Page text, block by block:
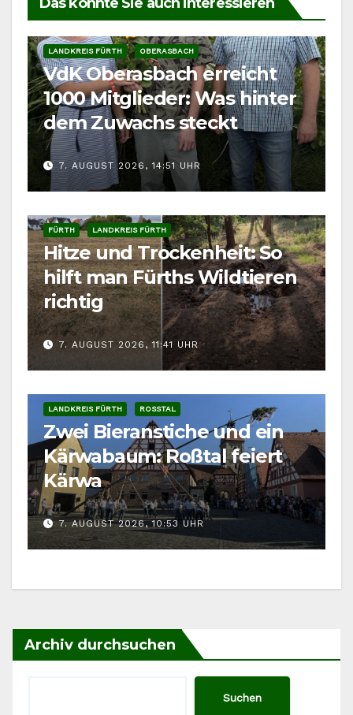
LANDKREIS FÜRTH OBERASBACH
VdK Oberasbach erreicht
1000 Mitglieder: Was hinter
dem Zuwachs steckt
7. AUGUST 2026, 14:51 UHR
FÜRTH LANDKREIS FÜRTH
Hitze und Trockenheit: So
hilft man Fürths Wildtieren
richtig
7. AUGUST 2026, 11:41 UHR
LANDKREIS FÜRTH ROSSTAL
Zwei Bieranstiche und ein
Kärwabaum: Roßtal feiert
Kärwa
7. AUGUST 2026, 10:53 UHR
Archiv durchsuchen
Suchen